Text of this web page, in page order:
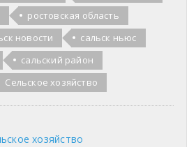
ростовская область
новости
сальск ньюс
сальский район
Сельское хозяйство
хозяйство